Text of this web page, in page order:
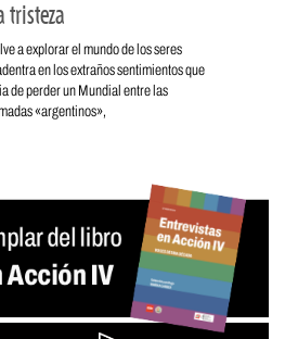
tristeza
a explorar el mundo de los seres
en los extraños sentimientos que
de perder un Mundial entre las
«argentinos»,